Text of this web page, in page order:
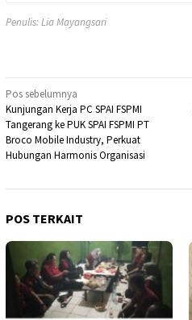
Penulis: Lia Mayangsari
Navigasi
pos
Pos sebelumnya
Kunjungan Kerja PC SPAI FSPMI
Tangerang ke PUK SPAI FSPMI PT
Broco Mobile Industry, Perkuat
Hubungan Harmonis Organisasi
POS TERKAIT